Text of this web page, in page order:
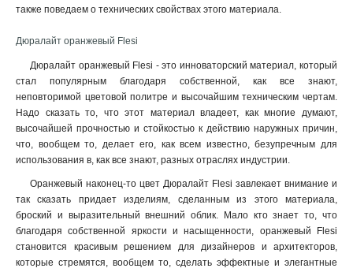
также поведаем о технических свойствах этого материала.
Дюралайт оранжевый Flesi
Дюралайт оранжевый Flesi - это инноваторский материал, который
стал популярным благодаря собственной, как все знают,
неповторимой цветовой политре и высочайшим техническим чертам.
Надо сказать то, что этот материал владеет, как многие думают,
высочайшей прочностью и стойкостью к действию наружных причин,
что, вообщем то, делает его, как всем известно, безупречным для
использования в, как все знают, разных отраслях индустрии.
Оранжевый наконец-то цвет Дюралайт Flesi завлекает внимание и
так сказать придает изделиям, сделанным из этого материала,
броский и выразительный внешний облик. Мало кто знает то, что
благодаря собственной яркости и насыщенности, оранжевый Flesi
становится красивым решением для дизайнеров и архитекторов,
которые стремятся, вообщем то, сделать эффектные и элегантные